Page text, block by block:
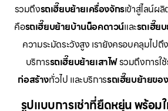
รวมถึงรถเฮี๊ยบย้ายเครื่องจักรเข้าสู่ไลน์ผ
คือรถเฮี๊ยบย้ายบ้านน็อคดาวน์และรถเฮี๊ย
ความระมัดระวังสูง เรายังครอบคลุมไปถึง
บริการรถเฮี๊ยบย้ายเสาไฟรวมถึงการใช้
ก่อสร้างทั่วไป และบริการรถเฮี๊ยบย้ายของ
รูปแบบการเช่าที่ยืดหยุ่น พร้อ